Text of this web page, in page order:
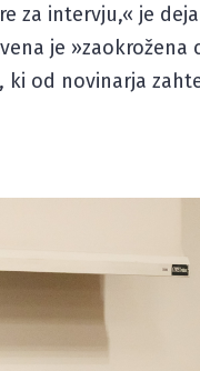
za intervju,« je
je
ki od novinarja